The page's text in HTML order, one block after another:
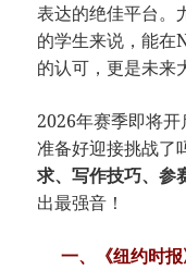
表达的绝佳平台。
的学生来说，能在
的认可，更是未来
2026年赛季即将开
准备好迎接挑战了
求、写作技巧、参
出最强音！
一、《纽约时